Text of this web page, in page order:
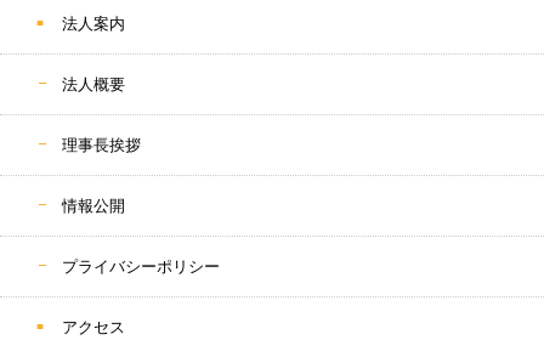
法人案内
法人概要
理事長挨拶
情報公開
プライバシーポリシー
アクセス